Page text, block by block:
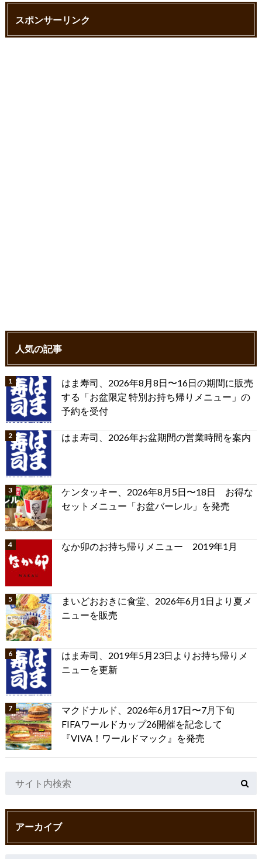
c i
スポンサーリンク
人気の記事
はま寿司、2026年8月8日〜16日の期間に販売
する「お盆限定 特別お持ち帰りメニュー」の
予約を受付
はま寿司、2026年お盆期間の営業時間を案内
ケンタッキー、2026年8月5日〜18日 お得な
セットメニュー「お盆バーレル」を発売
なか卯のお持ち帰りメニュー 2019年1月
まいどおおきに食堂、2026年6月1日より夏メ
ニューを販売
はま寿司、2019年5月23日よりお持ち帰りメ
ニューを更新
マクドナルド、2026年6月17日〜7月下旬
FIFAワールドカップ26開催を記念して
『VIVA！ワールドマック』を発売
アーカイブ